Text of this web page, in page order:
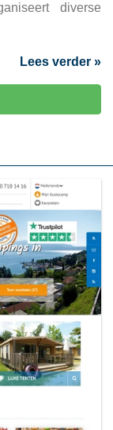
diverse
Lees verder »